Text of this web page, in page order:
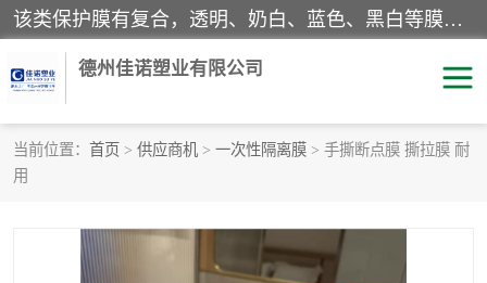
该类保护膜有复合，透明、奶白、蓝色、黑白等膜型。特高粘，高粘，中高粘，中粘，中低粘，低粘等。对于不同的粘力要求有相应的产品相适配。无胶渍残留污染。在较宽的收卷幅度下平整无皱纹，收卷长度大，利于机械化及自动化施工粘贴。为您的产品提供的表面保护解决方案。 产品广泛适用于：铝材、不锈钢、金属、塑料、电子、家电、家具、玻璃、化工材料、装饰材料等。
德州佳诺塑业有限公司
当前位置： 首页 > 供应商机 > 一次性隔离膜 > 手撕断点膜 撕拉膜 耐
用
地毯保护膜 家具保护膜